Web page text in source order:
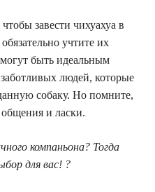
завести чихуахуа в
учтите их
быть идеальным
людей, которые
собаку. Но помните,
и ласки.
компаньона? Тогда
для вас! ?